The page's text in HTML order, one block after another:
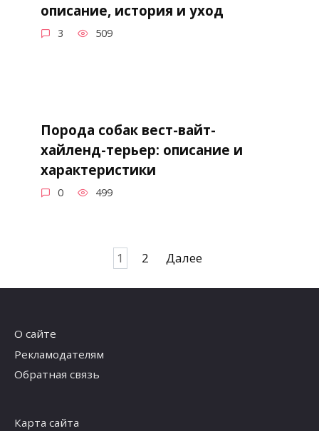
описание, история и уход
3 509
Порода собак вест-вайт-
хайленд-терьер: описание и
характеристики
0 499
записям
1 2 Далее
О сайте
Рекламодателям
Обратная связь
Карта сайта